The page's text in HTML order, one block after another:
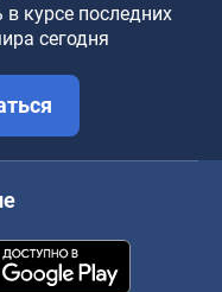
курсе последних
сегодня